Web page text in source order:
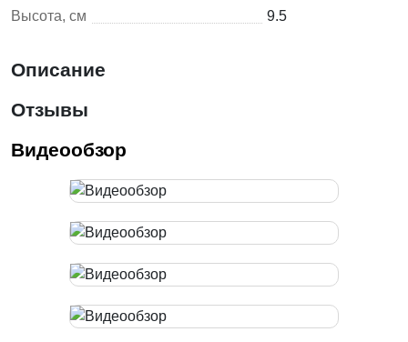
Высота, см
9.5
Описание
Отзывы
Видеообзор